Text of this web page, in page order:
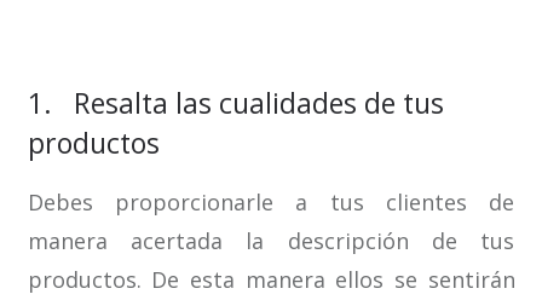
1. Resalta las cualidades de tus
productos
Debes proporcionarle a tus clientes de
manera acertada la descripción de tus
productos. De esta manera ellos se sentirán